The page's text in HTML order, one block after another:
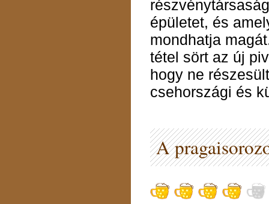
épületet, és
mondhatja
tétel sört az új
hogy ne
csehországi és
A